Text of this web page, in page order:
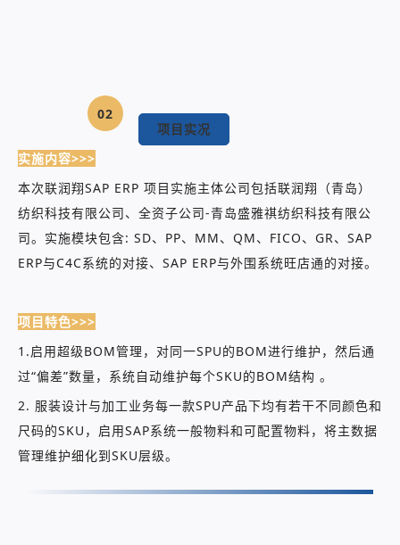
02
项目实况
实施内容>>>
本次联润翔SAP ERP 项目实施主体公司包括联润翔（青岛）
纺织科技有限公司、全资子公司-青岛盛雅祺纺织科技有限公
司。实施模块包含: SD、PP、MM、QM、FICO、GR、SAP
ERP与C4C系统的对接、SAP ERP与外围系统旺店通的对接。
项目特色>>>
1.启用超级BOM管理，对同一SPU的BOM进行维护，然后通
过“偏差”数量，系统自动维护每个SKU的BOM结构 。
2. 服装设计与加工业务每一款SPU产品下均有若干不同颜色和
尺码的SKU，启用SAP系统一般物料和可配置物料，将主数据
管理维护细化到SKU层级。